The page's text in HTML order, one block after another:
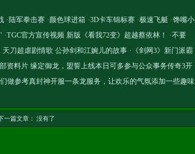
陆军拳击赛 ·颜色球进箱 ·3D卡车锦标赛 ·极速飞艇 ·馋嘴小
官方宣传视频 新版《看我72变》超越蔡依林！ ·不要
刀超虐剧情歌 公孙剑和江婉儿的故事 ·《剑网3》新门派霸
资料片 缘定御龙，盟誓上线本日可多参与公众事务传奇3开
做参考真封神开服一条龙服务 ，让欢乐的气氛添加一些趣味
一篇文章： 没有了